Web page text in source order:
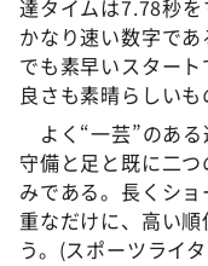
達タイムは7.78秒
かなり速い数字で
でも素早いスター
良さも素晴らしいも
よく“一芸”のある
守備と足と既に二
みである。長くシ
重なだけに、高い
う。(スポーツライタ